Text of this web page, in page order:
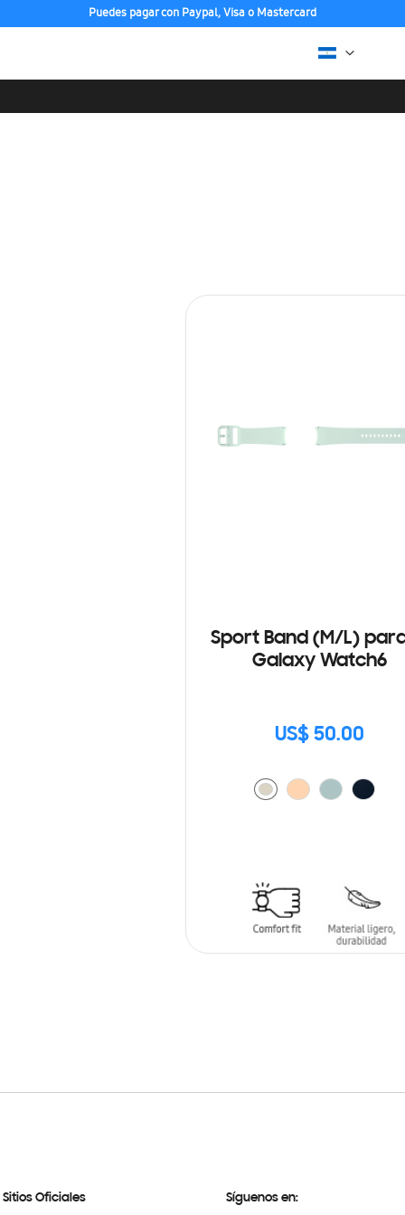
Puedes pagar con Paypal, Visa o Mastercard
Sport Band (M/L)
Galaxy Watch6
US$ 50.00
Sitios Oficiales Síguenos en: